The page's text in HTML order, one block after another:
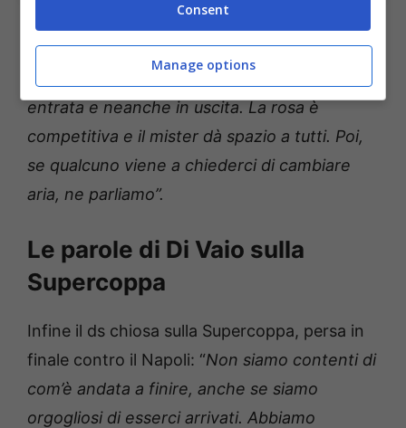
Se ne parla da
quest’estate, anche quando la Lazio aveva il
mercato bloccato. Non abbiamo necessità in
entrata e neanche in uscita. La rosa è
competitiva e il mister dà spazio a tutti. Poi,
se qualcuno viene a chiederci di cambiare
aria, ne parliamo”.
Le parole di Di Vaio sulla
Supercoppa
Infine il ds chiosa sulla Supercoppa, persa in
finale contro il Napoli: “Non siamo contenti di
com’è andata a finire, anche se siamo
orgogliosi di esserci arrivati. Abbiamo
Consent
Manage options